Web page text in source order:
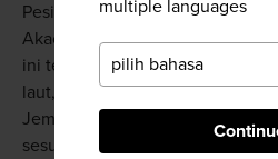
multiple languages
Pesisir antara Tebing Matengai
Akao disebut dengan Tenjokai
ini terdiri atas puncak menara
laut, dan lengkung alami yang
Jembatan Surga. Banyak
sesuai bentuknya, seperti Batu